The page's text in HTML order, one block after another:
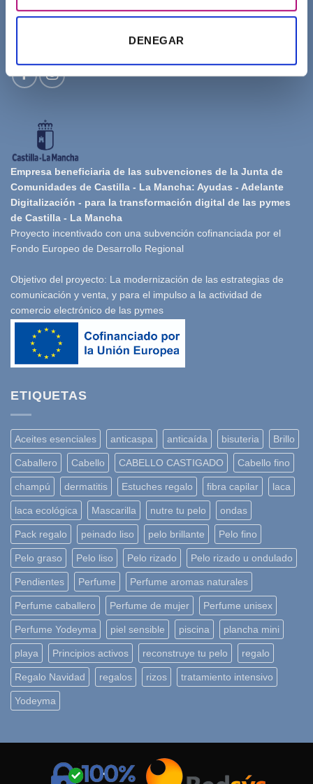
DENEGAR
Empresa beneficiaria de las subvenciones de la Junta de
Comunidades de Castilla - La Mancha: Ayudas - Adelante
Digitalización - para la transformación digital de las pymes
de Castilla - La Mancha
Proyecto incentivado con una subvención cofinanciada por el
Fondo Europeo de Desarrollo Regional
Objetivo del proyecto: La modernización de las estrategias de
comunicación y venta, y para el impulso a la actividad de
comercio electrónico de las pymes
ETIQUETAS
Aceites esenciales anticaspa anticaída bisuteria Brillo
Caballero Cabello CABELLO CASTIGADO Cabello fino
champú dermatitis Estuches regalo fibra capilar laca
laca ecológica Mascarilla nutre tu pelo ondas
Pack regalo peinado liso pelo brillante Pelo fino
Pelo graso Pelo liso Pelo rizado Pelo rizado u ondulado
Pendientes Perfume Perfume aromas naturales
Perfume caballero Perfume de mujer Perfume unisex
Perfume Yodeyma piel sensible piscina plancha mini
playa Principios activos reconstruye tu pelo regalo
Regalo Navidad regalos rizos tratamiento intensivo
Yodeyma